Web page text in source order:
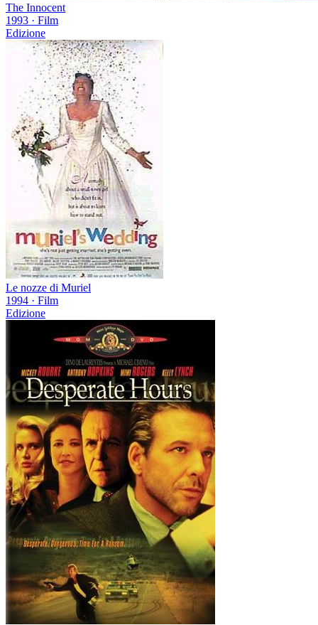
The Innocent
1993 · Film
Edizione
Le nozze di Muriel
1994 · Film
Edizione